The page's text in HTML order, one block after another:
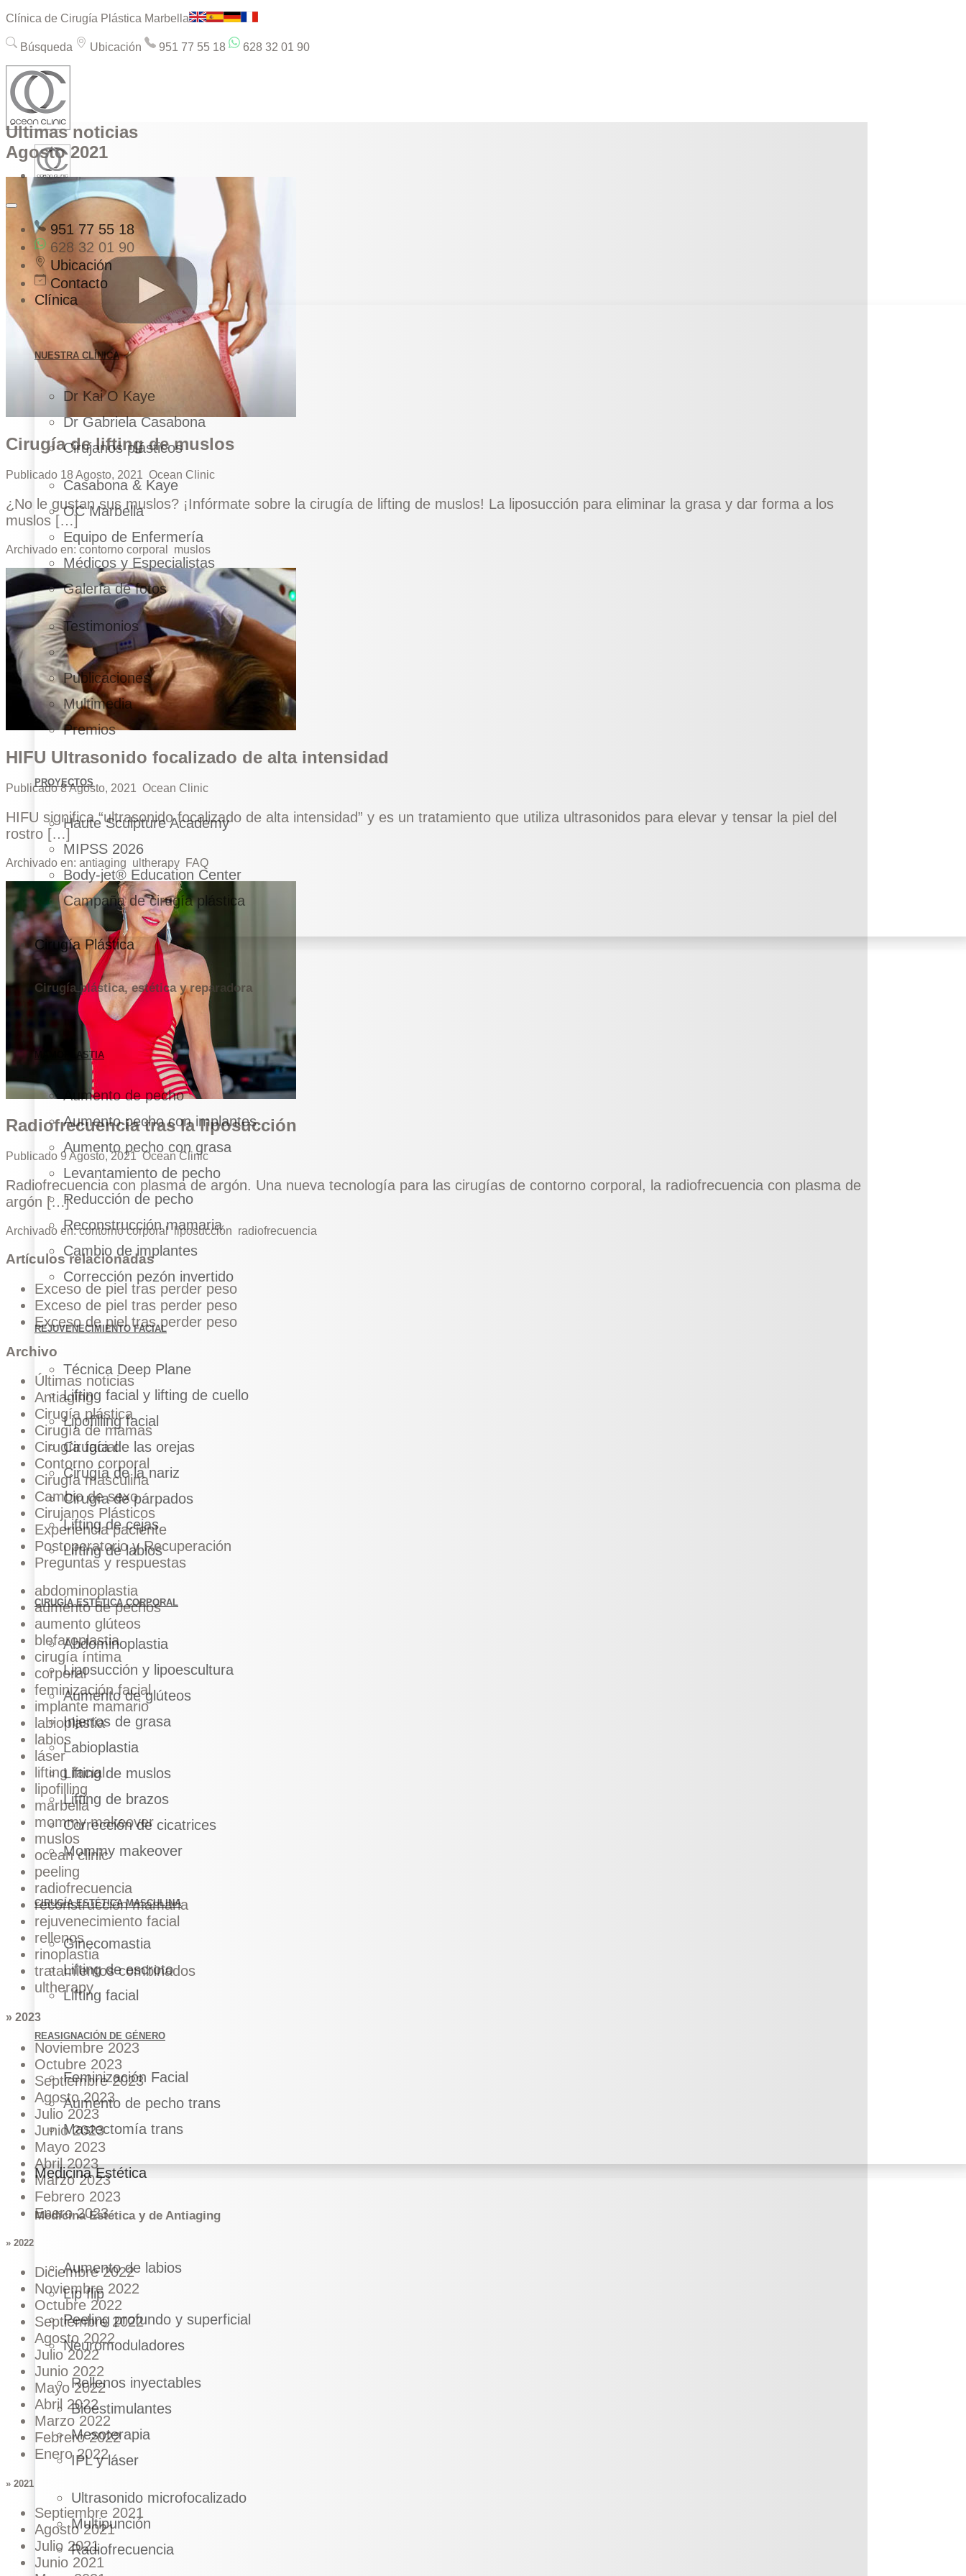
Clínica de Cirugía Plástica Marbella
Búsqueda Ubicación 951 77 55 18 628 32 01 90
951 77 55 18
628 32 01 90
Ubicación
Contacto
Clínica
NUESTRA CLÍNICA
Dr Kai O Kaye
Dr Gabriela Casabona
Cirujanos plásticos
Casabona & Kaye
OC Marbella
Equipo de Enfermería
Médicos y Especialistas
Galería de fotos
Testimonios
Publicaciones
Multimedia
Premios
PROYECTOS
Haute Sculpture Academy
MIPSS 2026
Body-jet® Education Center
Campaña de cirugía plástica
Cirugía Plástica
Cirugía plástica, estética y reparadora
MAMOPLASTIA
Aumento de pecho
Aumento pecho con implantes
Aumento pecho con grasa
Levantamiento de pecho
Reducción de pecho
Reconstrucción mamaria
Cambio de implantes
Corrección pezón invertido
REJUVENECIMIENTO FACIAL
Técnica Deep Plane
Lifting facial y lifting de cuello
Lipofilling facial
Cirugía de las orejas
Cirugía de la nariz
Cirugía de párpados
Lifting de cejas
Lifting de labios
CIRUGÍA ESTÉTICA CORPORAL
Abdominoplastia
Liposucción y lipoescultura
Aumento de glúteos
Injertos de grasa
Labioplastia
Lifting de muslos
Lifting de brazos
Corrección de cicatrices
Mommy makeover
CIRUGÍA ESTÉTICA MASCULINA
Ginecomastia
Lifting de escroto
Lifting facial
REASIGNACIÓN DE GÉNERO
Feminización Facial
Aumento de pecho trans
Mastectomía trans
Medicina Estética
Medicina Estética y de Antiaging
Aumento de labios
Lip flip
Peeling profundo y superficial
Neuromoduladores
Rellenos inyectables
Bioestimulantes
Mesoterapia
IPL y láser
Ultrasonido microfocalizado
Multipunción
Radiofrecuencia
Últimas noticias
Agosto 2021
Cirugía de lifting de muslos
Publicado 18 Agosto, 2021 Ocean Clinic
¿No le gustan sus muslos? ¡Infórmate sobre la cirugía de lifting de muslos! La liposucción para eliminar la grasa y dar forma a los
muslos […]
Archivado en: contorno corporal muslos
HIFU Ultrasonido focalizado de alta intensidad
Publicado8 Agosto, 2021 Ocean Clinic
HIFU significa “ultrasonido focalizado de alta intensidad” y es un tratamiento que utiliza ultrasonidos para elevar y tensar la piel del
rostro […]
Archivado en: antiaging ultherapy FAQ
Radiofrecuencia tras la liposucción
Publicado 9 Agosto, 2021 Ocean Clinic
Radiofrecuencia con plasma de argón. Una nueva tecnología para las cirugías de contorno corporal, la radiofrecuencia con plasma de
argón […]
Archivado en:contorno corporal liposucción radiofrecuencia
Artículos relacionadas
Exceso de piel tras perder peso
Exceso de piel tras perder peso
Exceso de piel tras perder peso
Archivo
Últimas noticias
Antiaging
Cirugía plástica
Cirugía de mamas
Cirugía facial
Contorno corporal
Cirugía masculina
Cambio de sexo
Cirujanos Plásticos
Experiencia paciente
Postoperatorio y Recuperación
Preguntas y respuestas
abdominoplastia
aumento de pechos
aumento glúteos
blefaroplastia
cirugía íntima
corporal
feminización facial
implante mamario
labioplastia
labios
láser
lifting facial
lipofilling
marbella
mommy makeover
muslos
ocean clinic
peeling
radiofrecuencia
reconstrucción mamaria
rejuvenecimiento facial
rellenos
rinoplastia
tratamientos combinados
ultherapy
» 2023
Noviembre 2023
Octubre 2023
Septiembre 2023
Agosto 2023
Julio 2023
Junio 2023
Mayo 2023
Abril 2023
Marzo 2023
Febrero 2023
Enero 2023
» 2022
Diciembre 2022
Noviembre 2022
Octubre 2022
Septiembre 2022
Agosto 2022
Julio 2022
Junio 2022
Mayo 2022
Abril 2022
Marzo 2022
Febrero 2022
Enero 2022
» 2021
Septiembre 2021
Agosto 2021
Julio 2021
Junio 2021